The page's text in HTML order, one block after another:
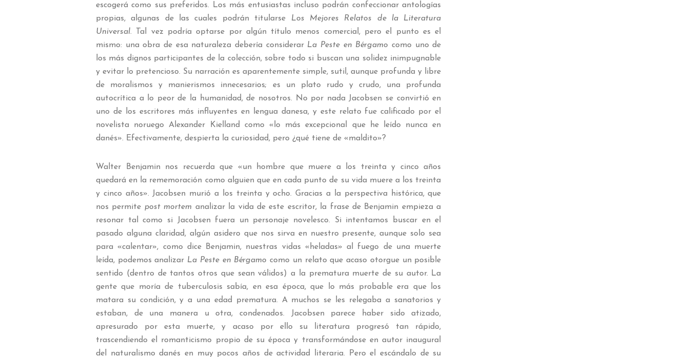
escogerá como sus preferidos. Los más entusiastas incluso podrán confeccionar antologías
propias, algunas de las cuales podrán titularse Los Mejores Relatos de la Literatura
Universal. Tal vez podría optarse por algún título menos comercial, pero el punto es el
mismo: una obra de esa naturaleza debería considerar La Peste en Bérgamo como uno de
los más dignos participantes de la colección, sobre todo si buscan una solidez inimpugnable
y evitar lo pretencioso. Su narración es aparentemente simple, sutil, aunque profunda y libre
de moralismos y manierismos innecesarios; es un plato rudo y crudo, una profunda
autocrítica a lo peor de la humanidad, de nosotros. No por nada Jacobsen se convirtió en
uno de los escritores más influyentes en lengua danesa, y este relato fue calificado por el
novelista noruego Alexander Kielland como «lo más excepcional que he leído nunca en
danés». Efectivamente, despierta la curiosidad, pero ¿qué tiene de «maldito»?
Walter Benjamin nos recuerda que «un hombre que muere a los treinta y cinco años
quedará en la rememoración como alguien que en cada punto de su vida muere a los treinta
y cinco años». Jacobsen murió a los treinta y ocho. Gracias a la perspectiva histórica, que
nos permite post mortem analizar la vida de este escritor, la frase de Benjamin empieza a
resonar tal como si Jacobsen fuera un personaje novelesco. Si intentamos buscar en el
pasado alguna claridad, algún asidero que nos sirva en nuestro presente, aunque solo sea
para «calentar», como dice Benjamin, nuestras vidas «heladas» al fuego de una muerte
leída, podemos analizar La Peste en Bérgamo como un relato que acaso otorgue un posible
sentido (dentro de tantos otros que sean válidos) a la prematura muerte de su autor. La
gente que moría de tuberculosis sabía, en esa época, que lo más probable era que los
matara su condición, y a una edad prematura. A muchos se les relegaba a sanatorios y
estaban, de una manera u otra, condenados. Jacobsen parece haber sido atizado,
apresurado por esta muerte, y acaso por ello su literatura progresó tan rápido,
trascendiendo el romanticismo propio de su época y transformándose en autor inaugural
del naturalismo danés en muy pocos años de actividad literaria. Pero el escándalo de su